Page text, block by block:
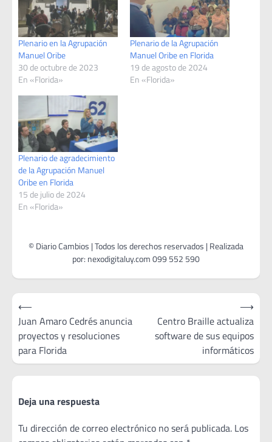
Plenario en la Agrupación
Manuel Oribe
30 de octubre de 2023
En «Florida»
Plenario de la Agrupación
Manuel Oribe en Florida
19 de agosto de 2024
En «Florida»
Plenario de agradecimiento
de la Agrupación Manuel
Oribe en Florida
15 de julio de 2024
En «Florida»
Navegación
de
entradas
⟵
Juan Amaro Cedrés anuncia
proyectos y resoluciones
para Florida
Centro Braille actualiza
software de sus equipos
informáticos
⟶
Deja una respuesta
Tu dirección de correo electrónico no será publicada. Los